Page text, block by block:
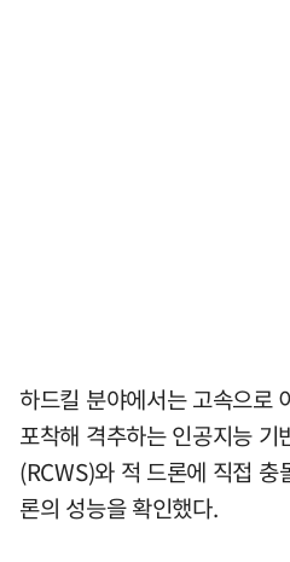
하드킬 분야에서는 고속으로
포착해 격추하는 인공지능 기
(RCWS)와 적 드론에 직접
론의 성능을 확인했다.